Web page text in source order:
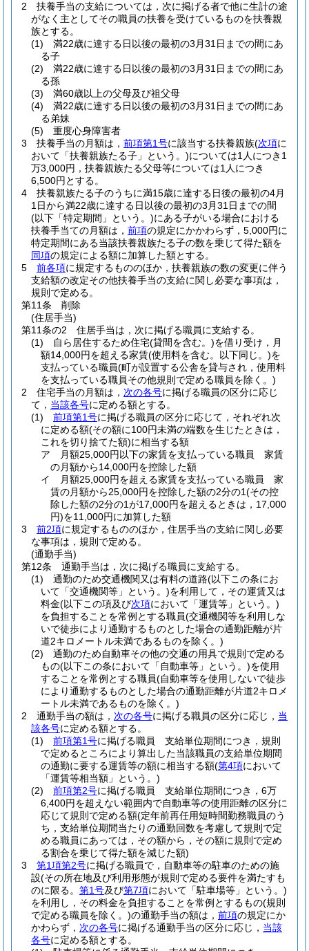
2
扶養手当の支給については，次に掲げる者で他に生計の途
がなく主としてその職員の扶養を受けているものを扶養親
族とする。
(1)
満22歳に達する日以後の最初の3月31日までの間にあ
る子
(2)
満22歳に達する日以後の最初の3月31日までの間にあ
る孫
(3)
満60歳以上の父母及び祖父母
(4)
満22歳に達する日以後の最初の3月31日までの間にあ
る弟妹
(5)
重度心身障害者
3
扶養手当の月額は， 前項第1号に該当する扶養親族(次項に
おいて「扶養親族たる子」という。)については1人につき1
万3,000円，扶養親族たる父母等については1人につき
6,500円とする。
4
扶養親族たる子のうちに満15歳に達する日後の最初の4月
1日から満22歳に達する日以後の最初の3月31日までの間
(以下「特定期間」という。)にある子がいる場合における
扶養手当ての月額は， 前項の規定にかかわらず，5,000円に
特定期間にある当該扶養親族たる子の数を乗じて得た額を
同項の規定による額に加算した額とする。
5
前各項に規定するもののほか，扶養親族の数の変更に伴う
支給額の改定その他扶養手当の支給に関し必要な事項は，
規則で定める。
第11条
削除
(住居手当)
第11条の2
住居手当は，次に掲げる職員に支給する。
(1)
自ら居住するため住宅(貸間を含む。)を借り受け，月
額14,000円を超える家賃(使用料を含む。以下同じ。)を
支払っている職員(町が設置する公舎を貸与され，使用料
を支払っている職員その他規則で定める職員を除く。)
2
住宅手当の月額は， 次の各号に掲げる職員の区分に応じ
て， 当該各号に定める額とする。
(1)
前項第1号に掲げる職員の区分に応じて，それぞれ次
に定める額(その額に100円未満の端数を生じたときは，
これを切り捨てた額)に相当する額
ア
月額25,000円以下の家賃を支払っている職員 家賃
の月額から14,000円を控除した額
イ
月額25,000円を超える家賃を支払っている職員 家
賃の月額から25,000円を控除した額の2分の1(その控
除した額の2分の1が17,000円を超えるときは，17,000
円)を11,000円に加算した額
3
前2項に規定するもののほか，住居手当の支給に関し必要
な事項は，規則で定める。
(通勤手当)
第12条
通勤手当は，次に掲げる職員に支給する。
(1)
通勤のため交通機関又は有料の道路(以下この条にお
いて「交通機関等」という。)を利用して，その運賃又は
料金(以下この項及び次項において「運賃等」という。)
を負担することを常例とする職員(交通機関等を利用しな
いで徒歩により通勤するものとした場合の通勤距離が片
道2キロメートル未満であるものを除く。)
(2)
通勤のため自動車その他の交通の用具で規則で定める
もの(以下この条において「自動車等」という。)を使用
することを常例とする職員(自動車等を使用しないで徒歩
により通勤するものとした場合の通勤距離が片道2キロメ
ートル未満であるものを除く。)
2
通勤手当の額は， 次の各号に掲げる職員の区分に応じ， 当
該各号に定める額とする。
(1)
前項第1号に掲げる職員 支給単位期間につき，規則
で定めるところにより算出した当該職員の支給単位期間
の通勤に要する運賃等の額に相当する額(第4項において
「運賃等相当額」という。)
(2)
前項第2号に掲げる職員 支給単位期間につき，6万
6,400円を超えない範囲内で自動車等の使用距離の区分に
応じて規則で定める額(定年前再任用短時間勤務職員のう
ち，支給単位期間当たりの通勤回数を考慮して規則で定
める職員にあっては，その額から，その額に規則で定め
る割合を乗じて得た額を減じた額)
3
第1項第2号に掲げる職員で，自動車等の駐車のための施
設(その所在地及び利用形態が規則で定める要件を満たすも
のに限る。 第1号及び第7項において「駐車場等」という。)
を利用し，その料金を負担することを常例とするもの(規則
で定める職員を除く。)の通勤手当の額は， 前項の規定にか
かわらず， 次の各号に掲げる通勤手当の区分に応じ， 当該
各号に定める額とする。